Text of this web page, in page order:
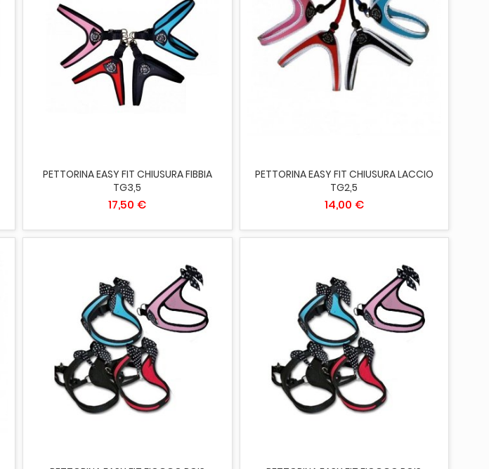
PETTORINA EASY FIT CHIUSURA FIBBIA
TG3,5
17,50 €
PETTORINA EASY FIT CHIUSURA LACCIO
TG2,5
14,00 €
ESAURITO ESAURITO